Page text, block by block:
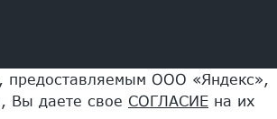
предоставляемым ООО «Яндекс»,
Вы даете свое СОГЛАСИЕ на их